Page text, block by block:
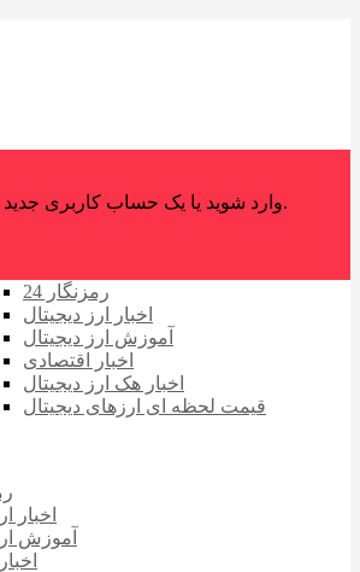
وارد شوید یا یک حساب کاربری جدید ایجاد کنید.
رمزنگار 24
اخبار ارز دیجیتال
آموزش ارز دیجیتال
اخبار اقتصادی
اخبار هک ارز دیجیتال
قیمت لحظه ای ارزهای دیجیتال
اخبار
آموزش